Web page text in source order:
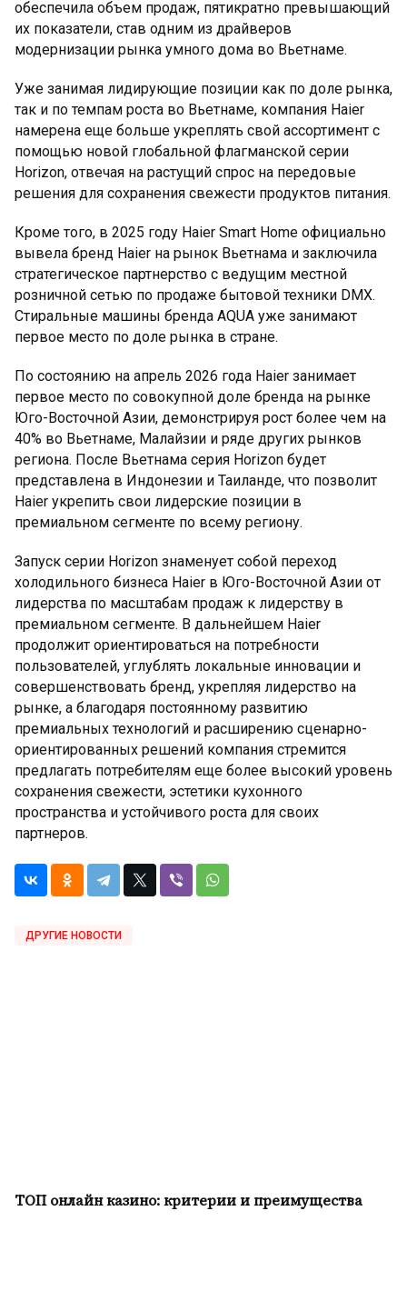
обеспечила объем продаж, пятикратно превышающий
их показатели, став одним из драйверов
модернизации рынка умного дома во Вьетнаме.
Уже занимая лидирующие позиции как по доле рынка,
так и по темпам роста во Вьетнаме, компания Haier
намерена еще больше укреплять свой ассортимент с
помощью новой глобальной флагманской серии
Horizon, отвечая на растущий спрос на передовые
решения для сохранения свежести продуктов питания.
Кроме того, в 2025 году Haier Smart Home официально
вывела бренд Haier на рынок Вьетнама и заключила
стратегическое партнерство с ведущим местной
розничной сетью по продаже бытовой техники DMX.
Стиральные машины бренда AQUA уже занимают
первое место по доле рынка в стране.
По состоянию на апрель 2026 года Haier занимает
первое место по совокупной доле бренда на рынке
Юго-Восточной Азии, демонстрируя рост более чем на
40% во Вьетнаме, Малайзии и ряде других рынков
региона. После Вьетнама серия Horizon будет
представлена в Индонезии и Таиланде, что позволит
Haier укрепить свои лидерские позиции в
премиальном сегменте по всему региону.
Запуск серии Horizon знаменует собой переход
холодильного бизнеса Haier в Юго-Восточной Азии от
лидерства по масштабам продаж к лидерству в
премиальном сегменте. В дальнейшем Haier
продолжит ориентироваться на потребности
пользователей, углублять локальные инновации и
совершенствовать бренд, укрепляя лидерство на
рынке, а благодаря постоянному развитию
премиальных технологий и расширению сценарно-
ориентированных решений компания стремится
предлагать потребителям еще более высокий уровень
сохранения свежести, эстетики кухонного
пространства и устойчивого роста для своих
партнеров.
ДРУГИЕ НОВОСТИ
ТОП онлайн казино: критерии и преимущества